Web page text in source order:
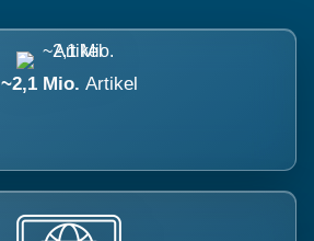
~2,1 Mio. Artikel